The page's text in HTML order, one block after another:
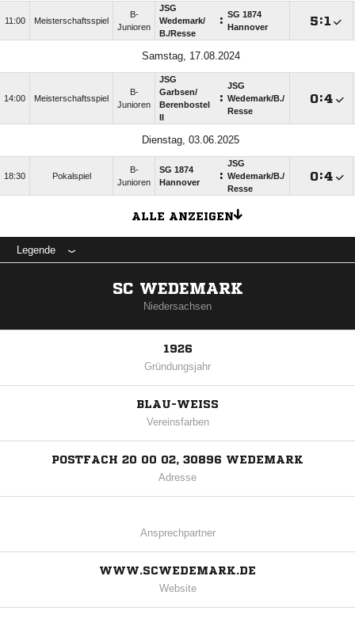
11:00 Meisterschaftsspiel
B-
Junioren
JSG
Wedemark/​
B./​Resse
: SG 1874
Hannover
:
Samstag, 17.08.2024
14:00 Meisterschaftsspiel
B-
Junioren
JSG
Garbsen/​
Berenbostel
:
JSG
Wedemark/​B./​
Resse
:
Dienstag, 03.06.2025
18:30 Pokalspiel
B-
Junioren
SG 1874
Hannover
:
JSG
Wedemark/​B./​
Resse
:
ALLE ANZEIGEN
Legende
SC WEDEMARK
Niedersachsen
1926
Gründungsjahr
BLAU-WEISS
Vereinsfarben
POSTFACH 20 00 02, 30896 WEDEMARK
Adresse
Ansprechpartner
WWW.SCWEDEMARK.DE
Website